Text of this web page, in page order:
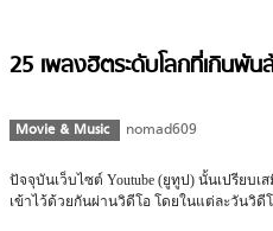
25 เพลงฮิตระดับโลกที่เกินพั
Movie & Music nomad609
ปัจจุบันเว็บไซต์ Youtube (ยูทูป) นั้นเปรียบ
เข้าไว้ด้วยกันผ่านวิดีโอ โดยในแต่ละวันวิ